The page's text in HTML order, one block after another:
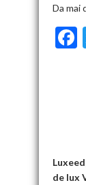
Da mai
de lux